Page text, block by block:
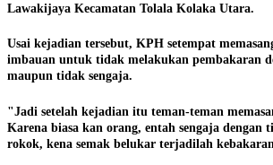
Lawakijaya Kecamatan Tolala Kolaka Utara.
Usai kejadian tersebut, KPH setempat
imbauan untuk tidak melakukan pembakaran
maupun tidak sengaja.
"Jadi setelah kejadian itu teman-teman
Karena biasa kan orang, entah sengaja dengan
rokok, kena semak belukar terjadilah